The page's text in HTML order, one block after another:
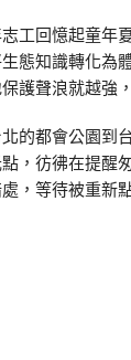
工回憶起童年
態知識轉化為
護聲浪就越強
的都會公園到
，彷彿在提醒
，等待被重新